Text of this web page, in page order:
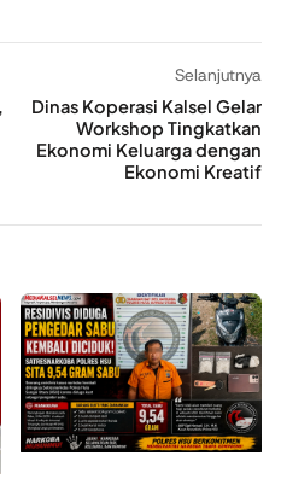
Selanjutnya
Dinas Koperasi Kalsel Gelar
Workshop Tingkatkan
Ekonomi Keluarga dengan
Ekonomi Kreatif